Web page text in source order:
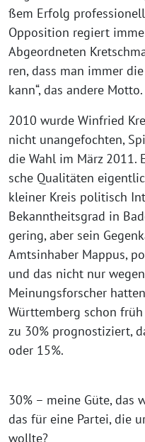
ßem Erfolg
Opposition regiert
Abgeordneten
ren, dass man immer
kann“, das ande­re Motto.
2010 wur­de Winfried
nicht unan­ge­foch­ten,
die Wahl im März
sche Qualitäten
klei­ner Kreis poli­tisch
Bekanntheitsgrad in
gering, aber sein
Amtsinhaber Mappus,
und das nicht nur
Meinungsforscher
Württemberg schon
zu 30% pro­gnos­ti­ziert,
oder 15%.
30% – mei­ne Güte, das
das für eine Partei, die
wollte?